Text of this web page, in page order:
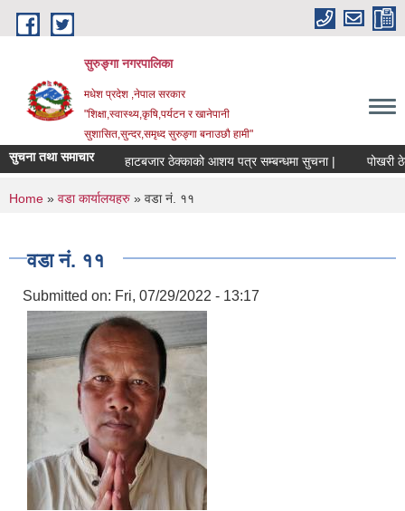
Skip to main content
सुरुङ्‍गा नगरपालिका
मधेश प्रदेश ,नेपाल सरकार
"शिक्षा,स्वास्थ्य,कृषि,पर्यटन र खानेपानी
सुशासित,सुन्दर,समृध्द सुरुङ्गा बनाउछौ हामी"
सुचना तथा समाचार हाटबजार ठेक्काको आशय पत्र सम्बन्धमा सुचना | पोखरी
You are here
Home » वडा कार्यालयहरु » वडा नं. ११
वडा नं. ११
Submitted on: Fri, 07/29/2022 - 13:17